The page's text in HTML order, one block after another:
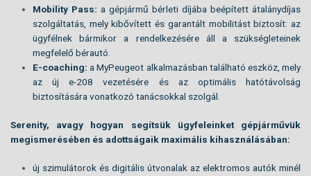
Mobility Pass: a gépjármű bérleti díjába beépített átalánydíjas
szolgáltatás, mely kibővített és garantált mobilitást biztosít: az
ügyfélnek bármikor a rendelkezésére áll a szükségleteinek
megfelelő bérautó.
E-coaching: a MyPeugeot alkalmazásban található eszköz, mely
az új e-208 vezetésére és az optimális hatótávolság
biztosítására vonatkozó tanácsokkal szolgál.
Serenity, avagy hogyan segítsük ügyfeleinket gépjárművük
megismerésében és adottságaik maximális kihasználásában:
új szimulátorok és digitális útvonalak az elektromos autók minél